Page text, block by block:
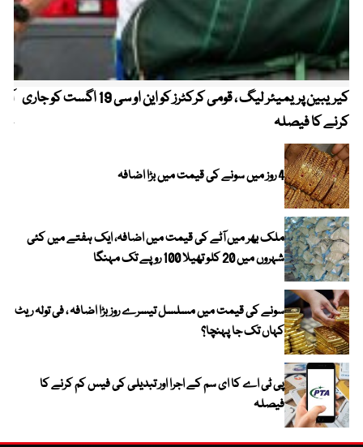
کیریبین پریمیئر لیگ ، قومی کرکٹرز کو این او سی 19 اگست کو جاری
کرنے کا فیصلہ
4 روز میں سونے کی قیمت میں بڑا اضافہ
ملک بھر میں آٹے کی قیمت میں اضافہ، ایک ہفتے میں کئی
شہروں میں 20 کلو تھیلا 100 روپے تک مہنگا
سونے کی قیمت میں مسلسل تیسرے روز بڑا اضافہ ، فی تولہ ریٹ
کہاں تک جا پہنچا؟
پی ٹی اے کا ای سم کے اجرا اور تبدیلی کی فیس کم کرنے کا
فیصلہ